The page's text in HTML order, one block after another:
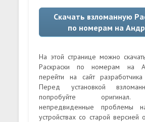
Скачать взломанную
по номерам на
На этой странице можно
Раскраски по номерам на
перейти на сайт
Перед установкой
попробуйте оригинал.
непредвиденные проблемы
устройствах со старой версией